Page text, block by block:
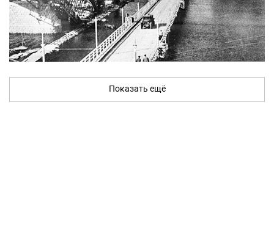
Показать ещё